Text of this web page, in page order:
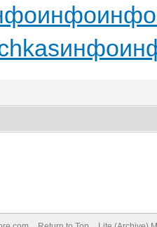
инфоинфо
инфо